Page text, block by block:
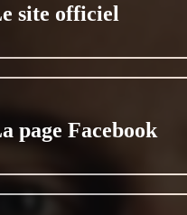
site officiel
page Facebook